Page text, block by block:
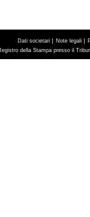
Dati societari | Note legali |
della Stampa presso il